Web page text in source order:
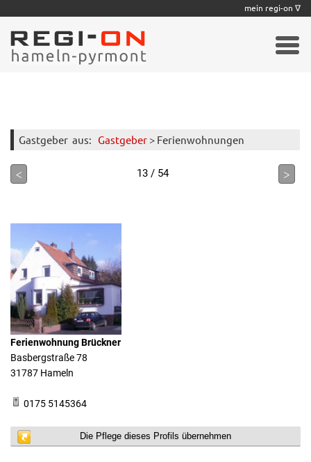
Gastgeber aus: Gastgeber > Ferienwohnungen
< 13 / 54 >
Ferienwohnung Brückner
Basbergstraße 78
31787 Hameln
0175 5145364
Die Pflege dieses Profils übernehmen
mein regi-on ∇